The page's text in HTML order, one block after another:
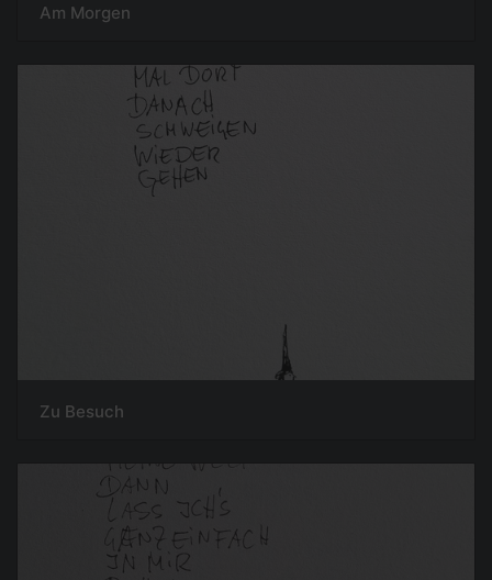
Am Morgen
Zu Besuch